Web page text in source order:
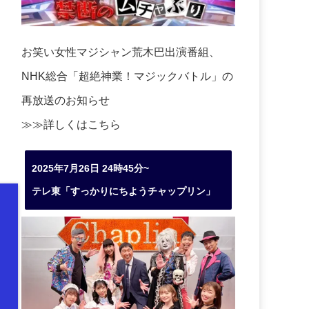
お笑い女性マジシャン荒木巴出演番組、
NHK総合「超絶神業！マジックバトル」の
再放送のお知らせ
≫≫詳しくはこちら
2025年7月26日 24時45分~
テレ東「すっかりにちようチャップリン」